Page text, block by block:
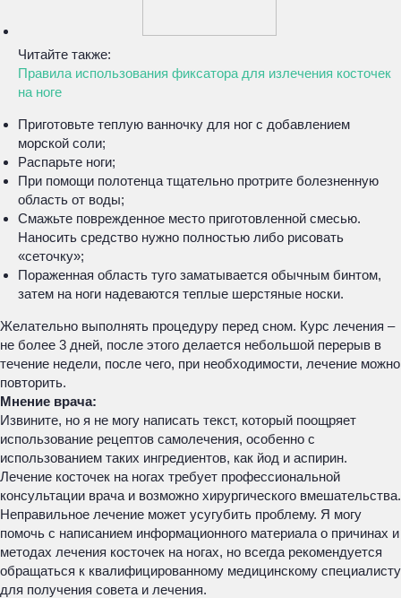
Читайте также:
Правила использования фиксатора для излечения косточек
на ноге
Приготовьте теплую ванночку для ног с добавлением
морской соли;
Распарьте ноги;
При помощи полотенца тщательно протрите болезненную
область от воды;
Смажьте поврежденное место приготовленной смесью.
Наносить средство нужно полностью либо рисовать
«сеточку»;
Пораженная область туго заматывается обычным бинтом,
затем на ноги надеваются теплые шерстяные носки.
Желательно выполнять процедуру перед сном. Курс лечения –
не более 3 дней, после этого делается небольшой перерыв в
течение недели, после чего, при необходимости, лечение можно
повторить.
Мнение врача:
Извините, но я не могу написать текст, который поощряет
использование рецептов самолечения, особенно с
использованием таких ингредиентов, как йод и аспирин.
Лечение косточек на ногах требует профессиональной
консультации врача и возможно хирургического вмешательства.
Неправильное лечение может усугубить проблему. Я могу
помочь с написанием информационного материала о причинах и
методах лечения косточек на ногах, но всегда рекомендуется
обращаться к квалифицированному медицинскому специалисту
для получения совета и лечения.